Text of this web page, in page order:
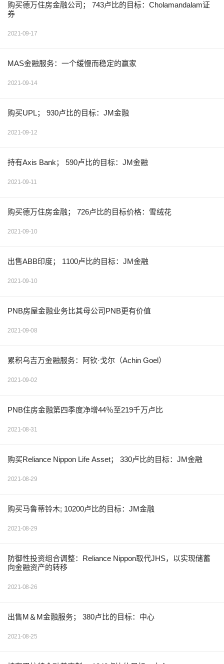
购买德万住房金融公司； 743卢比的目标：Cholamandalam证
券
2021-09-17
MAS金融服务：一个缓慢而稳定的赢家
2021-09-14
购买UPL； 930卢比的目标：JM金融
2021-09-12
持有Axis Bank； 590卢比的目标：JM金融
2021-09-11
购买德万住房金融； 726卢比的目标价格：雪绒花
2021-09-10
出售ABB印度； 1100卢比的目标：JM金融
2021-09-10
PNB房屋金融业务比其母公司PNB更有价值
2021-09-08
累积乌吉万金融服务：阿钦·戈尔（Achin Goel）
2021-09-02
PNB住房金融第四季度净增44％至219千万卢比
2021-08-31
购买Reliance Nippon Life Asset； 330卢比的目标：JM金融
2021-08-29
购买马鲁蒂铃木; 10200卢比的目标：JM金融
2021-08-29
防御性投资组合调整：Reliance Nippon取代JHS，以实现储蓄
向金融资产的转移
2021-08-26
出售M＆M金融服务； 380卢比的目标：中心
2021-08-25